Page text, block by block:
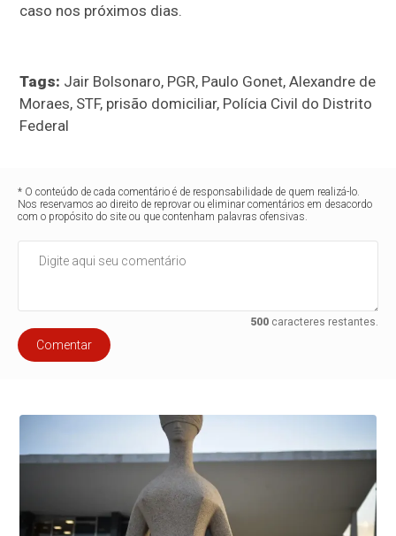
caso nos próximos dias.
Tags: Jair Bolsonaro, PGR, Paulo Gonet, Alexandre de
Moraes, STF, prisão domiciliar, Polícia Civil do Distrito
Federal
* O conteúdo de cada comentário é de responsabilidade de quem realizá-lo.
Nos reservamos ao direito de reprovar ou eliminar comentários em desacordo
com o propósito do site ou que contenham palavras ofensivas.
500caracteres restantes.
Comentar